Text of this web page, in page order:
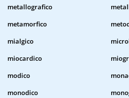
metallografico
metamorfico
mialgico
miocardico
modico
monodico